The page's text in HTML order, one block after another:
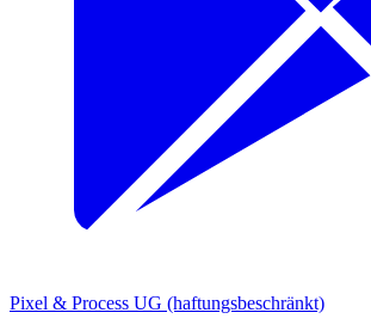
Pixel & Process UG (haftungsbeschränkt)